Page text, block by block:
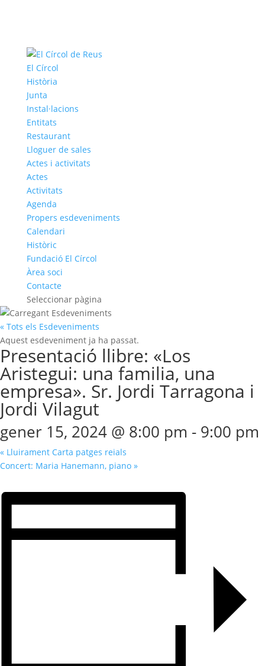
El Círcol
Història
Junta
Instal·lacions
Entitats
Restaurant
Lloguer de sales
Actes i activitats
Actes
Activitats
Agenda
Propers esdeveniments
Calendari
Històric
Fundació El Círcol
Àrea soci
Contacte
Seleccionar pàgina
« Tots els Esdeveniments
Aquest esdeveniment ja ha passat.
Presentació llibre: «Los
Aristegui: una familia, una
empresa». Sr. Jordi Tarragona i
Jordi Vilagut
gener 15, 2024 @ 8:00 pm - 9:00 pm
« Lluirament Carta patges reials
Concert: Maria Hanemann, piano »